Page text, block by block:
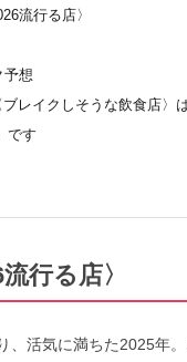
流行る店〉
予想
レイクしそうな飲食店〉
です
行る店〉
、活気に満ちた2025年